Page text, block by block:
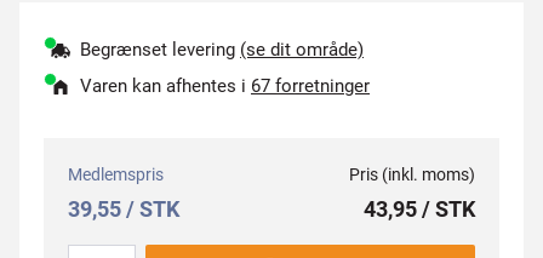
Begrænset levering (se dit område)
Varen kan afhentes i 67 forretninger
Medlemspris
39,55 / STK
Pris (inkl. moms)
43,95 / STK